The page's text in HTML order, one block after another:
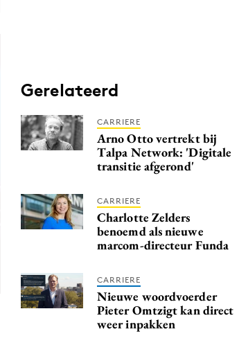
Gerelateerd
CARRIERE
Arno Otto vertrekt bij
Talpa Network: 'Digitale
transitie afgerond'
CARRIERE
Charlotte Zelders
benoemd als nieuwe
marcom-directeur Funda
CARRIERE
Nieuwe woordvoerder
Pieter Omtzigt kan direct
weer inpakken